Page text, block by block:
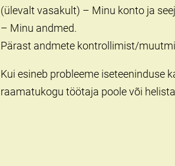
(ülevalt vasakult) – Minu konto ja
– Minu andmed.
Pärast andmete kontrollimist/
Kui esineb probleeme iseteeninduse
raamatukogu töötaja poole või